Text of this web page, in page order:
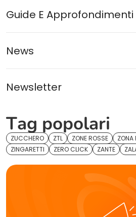
Guide E Approfondimenti
News
Newsletter
Tag popolari
ZUCCHERO ZTL ZONE ROSSE ZONA
ZINGARETTI
ZERO CLICK ZANTE